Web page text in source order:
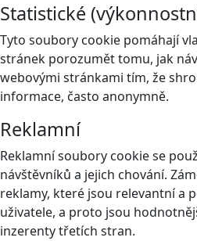
Statistické
Tyto soubory cookie pomáhají
stránek porozumět tomu, jak
webovými stránkami tím, že
informace, často anonymně.
Reklamní
Reklamní soubory cookie se
návštěvníků a jejich chování.
reklamy, které jsou relevantní a
uživatele, a proto jsou
inzerenty třetích stran.